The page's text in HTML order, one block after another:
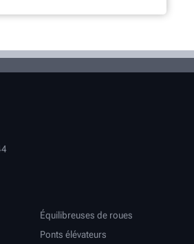
Équilibreuses de roues
Ponts élévateurs